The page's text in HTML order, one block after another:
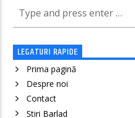
LEGATURI RAPIDE
Prima pagină
Despre noi
Contact
Stiri Barlad